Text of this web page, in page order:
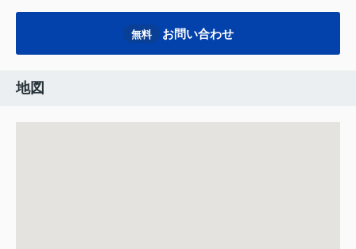
無料 お問い合わせ
地図